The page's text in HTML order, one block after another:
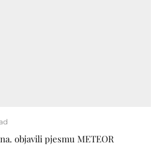
objavili pjesmu METEOR